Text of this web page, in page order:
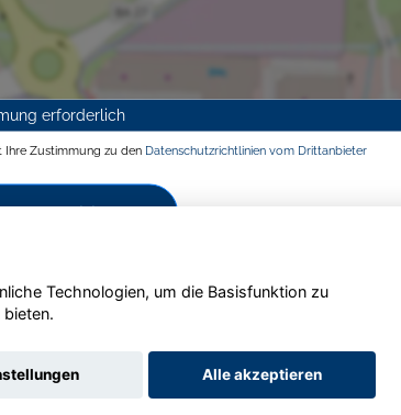
erforderlich
Ihre Zustimmung zu den Datenschutzrichtlinien vom Drittanbieter
Technologien, um die Basisfunktion zu
Alle akzeptieren